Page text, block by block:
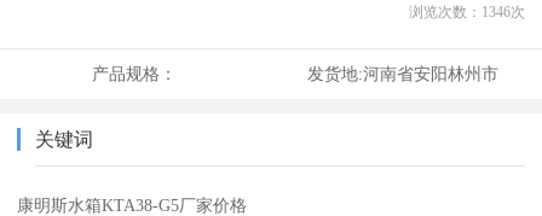
浏览次数： 1346次
产品规格： 发货地:河南省安阳林州市
关键词
康明斯水箱KTA38-G5厂家价格